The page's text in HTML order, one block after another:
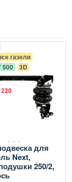
газели
500
3D
для
Next,
250/2,